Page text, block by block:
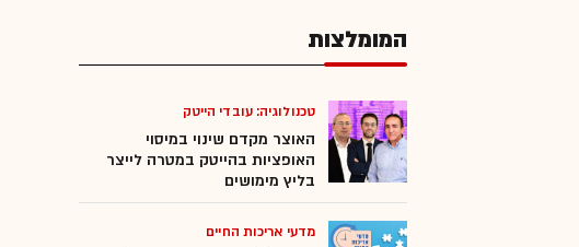
המומלצות
טכנולוגיה: עובדי הייטק
האוצר מקדם שינוי במיסוי
האופציות בהייטק במטרה לייצר
בליץ מימושים
מדעי אריכות החיים